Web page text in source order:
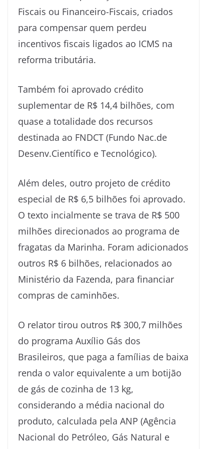
Fiscais ou Financeiro-Fiscais, criados
para compensar quem perdeu
incentivos fiscais ligados ao ICMS na
reforma tributária.
Também foi aprovado crédito
suplementar de R$ 14,4 bilhões, com
quase a totalidade dos recursos
destinada ao FNDCT (Fundo Nac.de
Desenv.Científico e Tecnológico).
Além deles, outro projeto de crédito
especial de R$ 6,5 bilhões foi aprovado.
O texto incialmente se trava de R$ 500
milhões direcionados ao programa de
fragatas da Marinha. Foram adicionados
outros R$ 6 bilhões, relacionados ao
Ministério da Fazenda, para financiar
compras de caminhões.
O relator tirou outros R$ 300,7 milhões
do programa Auxílio Gás dos
Brasileiros, que paga a famílias de baixa
renda o valor equivalente a um botijão
de gás de cozinha de 13 kg,
considerando a média nacional do
produto, calculada pela ANP (Agência
Nacional do Petróleo, Gás Natural e